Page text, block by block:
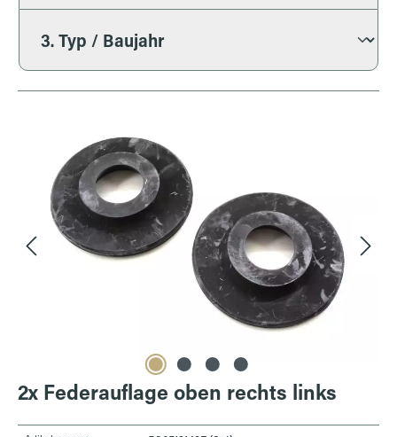
2x Federauflage oben rechts links